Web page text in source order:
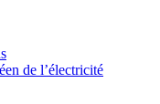
de l’électricité